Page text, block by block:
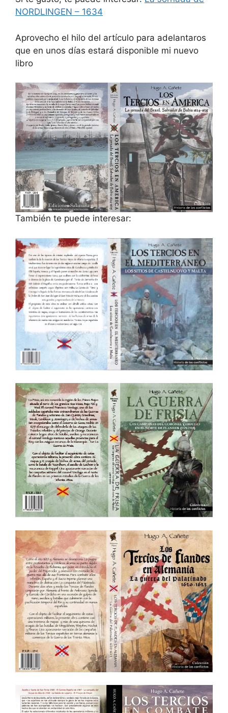
NORDLINGEN – 1634
Aprovecho el hilo del artículo para adelantaros
que en unos días estará disponible mi nuevo
libro
También te puede interesar: